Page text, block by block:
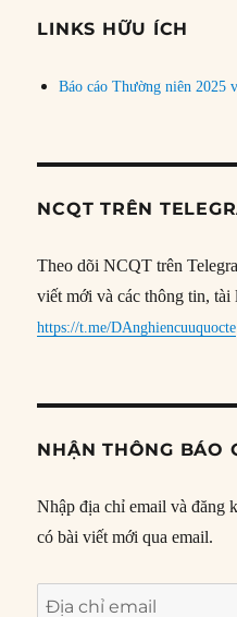
đề
LINKS HỮU ÍCH
Báo cáo Thường niên 2025
NCQT TRÊN
Theo dõi NCQT trên
viết mới và các thông tin,
https://t.me/DAnghiencuuquocte
NHẬN THÔNG BÁO
Nhập địa chỉ email và đăng
có bài viết mới qua email.
Địa